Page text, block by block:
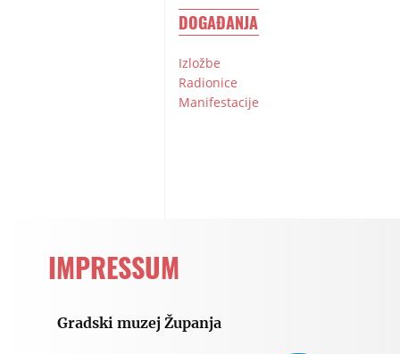
DOGAĐANJA
Izložbe
Radionice
Manifestacije
IMPRESSUM
Gradski muzej Županja